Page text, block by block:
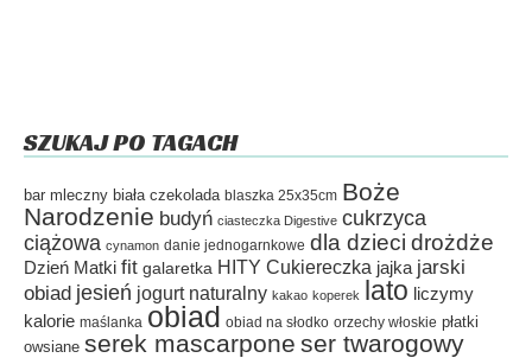
SZUKAJ PO TAGACH
bar mleczny biała czekolada blaszka 25x35cm Boże
Narodzenie budyń ciasteczka Digestive cukrzyca
ciążowa cynamon danie jednogarnkowe dla dzieci drożdże
Dzień Matki fit galaretka HITY Cukiereczka jajka jarski
obiad jesień jogurt naturalny kakao koperek lato liczymy
kalorie maślanka obiad obiad na słodko orzechy włoskie płatki
owsiane serek mascarpone ser twarogowy